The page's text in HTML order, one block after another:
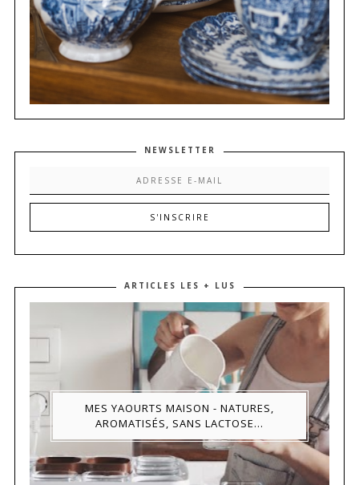
NEWSLETTER
ARTICLES LES + LUS
MES YAOURTS MAISON - NATURES,
AROMATISÉS, SANS LACTOSE...